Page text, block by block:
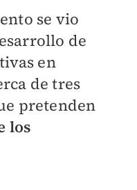
se vio
de
en
de tres
pretenden
los